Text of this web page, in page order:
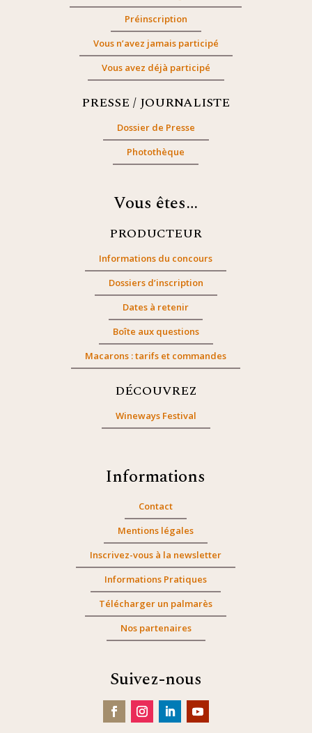
Préinscription
Vous n’avez jamais participé
Vous avez déjà participé
PRESSE / JOURNALISTE
Dossier de Presse
Photothèque
Vous êtes…
PRODUCTEUR
Informations du concours
Dossiers d’inscription
Dates à retenir
Boîte aux questions
Macarons : tarifs et commandes
DÉCOUVREZ
Wineways Festival
Informations
Contact
Mentions légales
Inscrivez-vous à la newsletter
Informations Pratiques
Télécharger un palmarès
Nos partenaires
Suivez-nous